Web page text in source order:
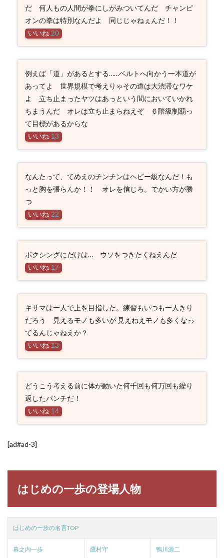
だ 何人もの人間が拳にしがみついてんだ チャンピ
オンの拳は特別なんだよ 同じじゃねぇんだ！！
いいね 20
例えば「道」があるとする……ベルトへ向かう一本道が
あってよ 世界規模で考えりゃその道は大渋滞なワケ
よ 立ち止まったヤツはあっという間においていかれ
ちまうんだ オレは立ち止まらねえぞ ６階級制覇っ
て目標があるからな
いいね 13
なんたって、てめえのチンチンはヘビー級なんだ！も
っと胸を張らんか！！ オレを信じろ。でかい方が勝
つ
いいね 22
ボクシングにだけは… ウソをつきたくねえんだ
いいね 17
キサマは一人で上を目指した。練習もいつも一人きり
だろう 見えるモノも多いが 見えねえモノも多くなっ
てるんじゃねえか？
いいね 13
どうこう考える前に体が動いた何千回も何万回も繰り
返したパンチだ！
いいね 14
[ad#ad-3]
はじめの一歩の登場人物
はじめの一歩の名言TOP
幕之内一歩 鷹村守 鴨川源二